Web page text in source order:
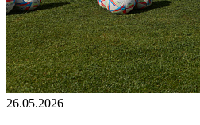
26.05.2026